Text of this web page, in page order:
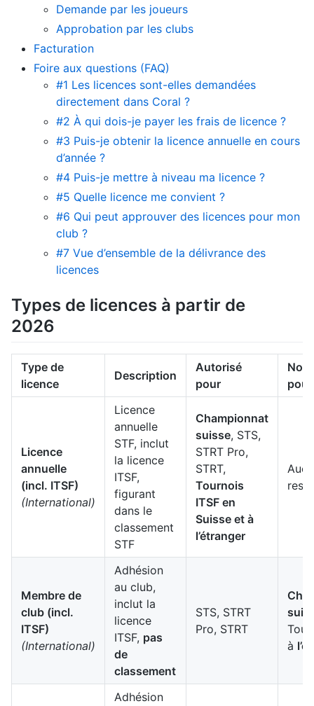
Demande par les joueurs
Approbation par les clubs
Facturation
Foire aux questions (FAQ)
#1 Les licences sont-elles demandées
directement dans Coral ?
#2 À qui dois-je payer les frais de licence ?
#3 Puis-je obtenir la licence annuelle en cours
d’année ?
#4 Puis-je mettre à niveau ma licence ?
#5 Quelle licence me convient ?
#6 Qui peut approuver des licences pour mon
club ?
#7 Vue d’ensemble de la délivrance des
licences
Types de licences à partir de
2026
Type de
licence
Description
Autorisé
pour
Non
pour
Licence
annuelle
(incl. ITSF)
(International)
Licence
annuelle
STF, inclut
la licence
ITSF,
figurant
dans le
classement
STF
Championnat
suisse, STS,
STRT Pro,
STRT,
Tournois
ITSF en
Suisse et à
l’étranger
Membre de
club (incl.
ITSF)
(International)
Adhésion
au club,
inclut la
licence
ITSF, pas
de
classement
STS, STRT
Pro, STRT
à
Adhésion